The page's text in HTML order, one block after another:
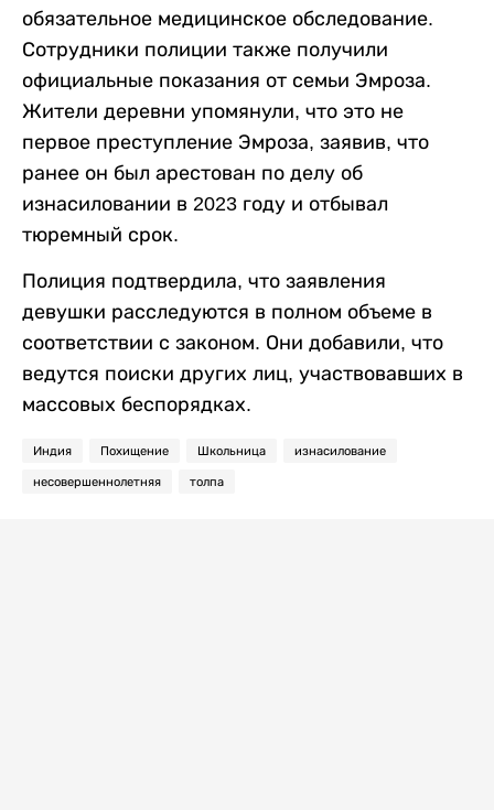
обязательное медицинское обследование.
Сотрудники полиции также получили
официальные показания от семьи Эмроза.
Жители деревни упомянули, что это не
первое преступление Эмроза, заявив, что
ранее он был арестован по делу об
изнасиловании в 2023 году и отбывал
тюремный срок.
Полиция подтвердила, что заявления
девушки расследуются в полном объеме в
соответствии с законом. Они добавили, что
ведутся поиски других лиц, участвовавших в
массовых беспорядках.
Индия Похищение Школьница изнасилование
несовершеннолетняя толпа